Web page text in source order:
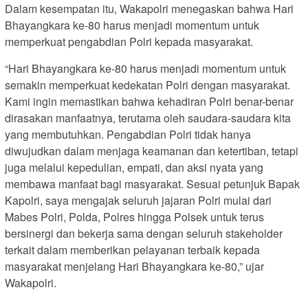
Dalam kesempatan itu, Wakapolri menegaskan bahwa Hari
Bhayangkara ke-80 harus menjadi momentum untuk
memperkuat pengabdian Polri kepada masyarakat.
“Hari Bhayangkara ke-80 harus menjadi momentum untuk
semakin memperkuat kedekatan Polri dengan masyarakat.
Kami ingin memastikan bahwa kehadiran Polri benar-benar
dirasakan manfaatnya, terutama oleh saudara-saudara kita
yang membutuhkan. Pengabdian Polri tidak hanya
diwujudkan dalam menjaga keamanan dan ketertiban, tetapi
juga melalui kepedulian, empati, dan aksi nyata yang
membawa manfaat bagi masyarakat. Sesuai petunjuk Bapak
Kapolri, saya mengajak seluruh jajaran Polri mulai dari
Mabes Polri, Polda, Polres hingga Polsek untuk terus
bersinergi dan bekerja sama dengan seluruh stakeholder
terkait dalam memberikan pelayanan terbaik kepada
masyarakat menjelang Hari Bhayangkara ke-80,” ujar
Wakapolri.